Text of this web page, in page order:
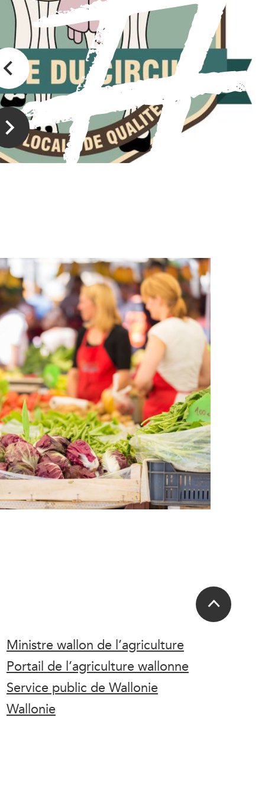
Ministre wallon de l’agriculture
Portail de l’agriculture wallonne
Service public de Wallonie
Wallonie